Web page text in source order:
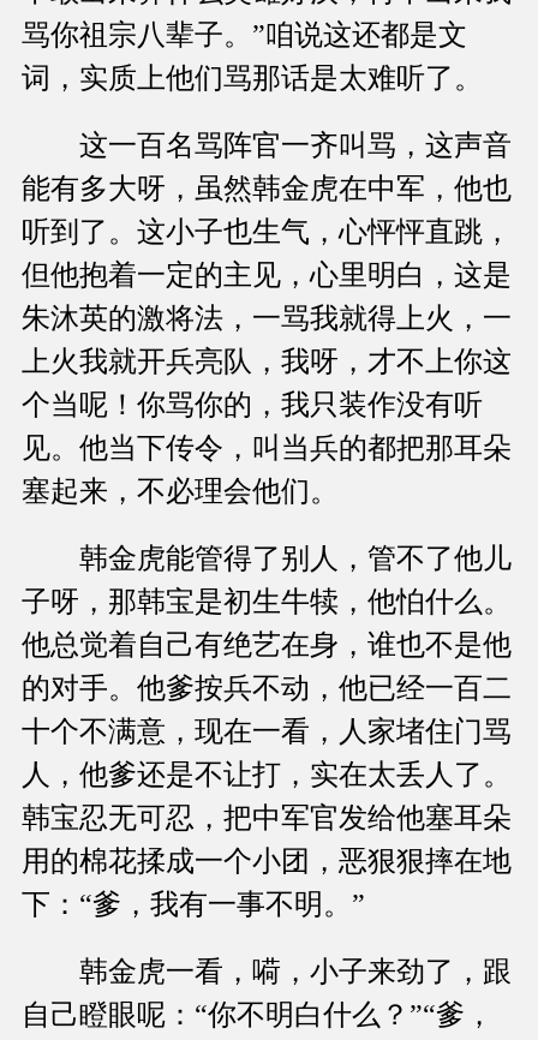
骂你祖宗八辈子。”咱说这还都是文
词，实质上他们骂那话是太难听了。
这一百名骂阵官一齐叫骂，这声音
能有多大呀，虽然韩金虎在中军，他也
听到了。这小子也生气，心怦怦直跳，
但他抱着一定的主见，心里明白，这是
朱沐英的激将法，一骂我就得上火，一
上火我就开兵亮队，我呀，才不上你这
个当呢！你骂你的，我只装作没有听
见。他当下传令，叫当兵的都把那耳朵
塞起来，不必理会他们。
韩金虎能管得了别人，管不了他儿
子呀，那韩宝是初生牛犊，他怕什么。
他总觉着自己有绝艺在身，谁也不是他
的对手。他爹按兵不动，他已经一百二
十个不满意，现在一看，人家堵住门骂
人，他爹还是不让打，实在太丢人了。
韩宝忍无可忍，把中军官发给他塞耳朵
用的棉花揉成一个小团，恶狠狠摔在地
下：“爹，我有一事不明。”
韩金虎一看，嗬，小子来劲了，跟
自己瞪眼呢：“你不明白什么？”“爹，